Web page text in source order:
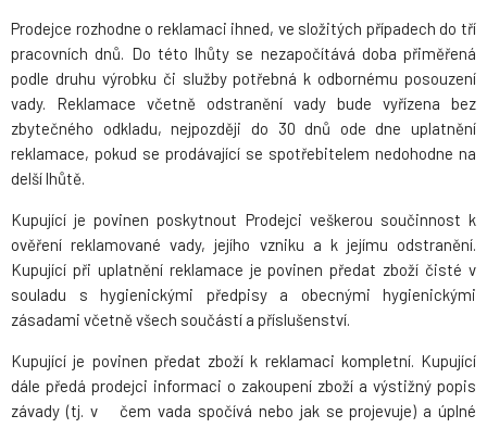
Prodejce rozhodne o reklamaci ihned, ve složitých případech do tří
pracovních dnů. Do této lhůty se nezapočítává doba přiměřená
podle druhu výrobku či služby potřebná k odbornému posouzení
vady. Reklamace včetně odstranění vady bude vyřízena bez
zbytečného odkladu, nejpozději do 30 dnů ode dne uplatnění
reklamace, pokud se prodávající se spotřebitelem nedohodne na
delší lhůtě.
Kupující je povinen poskytnout Prodejci veškerou součinnost k
ověření reklamované vady, jejího vzniku a k jejímu odstranění.
Kupující při uplatnění reklamace je povinen předat zboží čisté v
souladu s hygienickými předpisy a obecnými hygienickými
zásadami včetně všech součástí a příslušenství.
Kupující je povinen předat zboží k reklamaci kompletní. Kupující
dále předá prodejci informaci o zakoupení zboží a výstižný popis
závady (tj. v čem vada spočívá nebo jak se projevuje) a úplné